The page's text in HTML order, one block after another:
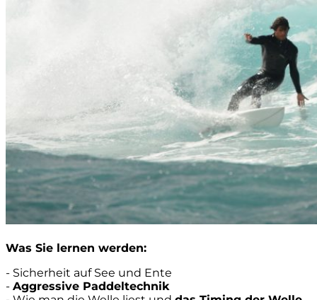
Was Sie lernen werden:
- Sicherheit auf See und Ente
- Aggressive Paddeltechnik